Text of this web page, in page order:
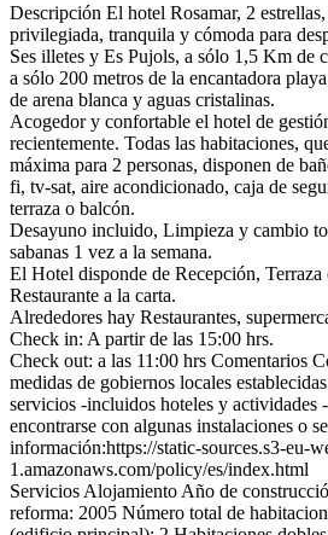
Descripción El hotel Rosamar, 2
privilegiada, tranquila y cómoda para
Ses illetes y Es Pujols, a sólo 1,5 Km de
a sólo 200 metros de la encantadora
de arena blanca y aguas cristalinas.
Acogedor y confortable el hotel de
recientemente. Todas las habitaciones,
máxima para 2 personas, disponen de
fi, tv-sat, aire acondicionado, caja de
terraza o balcón.
Desayuno incluido, Limpieza y cambio
sabanas 1 vez a la semana.
El Hotel disponde de Recepción, Terraza
Restaurante a la carta.
Alrededores hay Restaurantes,
Check in: A partir de las 15:00 hrs.
Check out: a las 11:00 hrs Comentarios
medidas de gobiernos locales
servicios -incluidos hoteles y actividades
encontrarse con algunas instalaciones o
información:https://static-sources.s3-eu-
1.amazonaws.com/policy/es/index.html
Servicios Alojamiento Año de
reforma: 2005 Número total de